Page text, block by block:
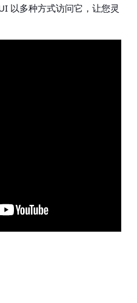
以多种方式访问它，让您灵